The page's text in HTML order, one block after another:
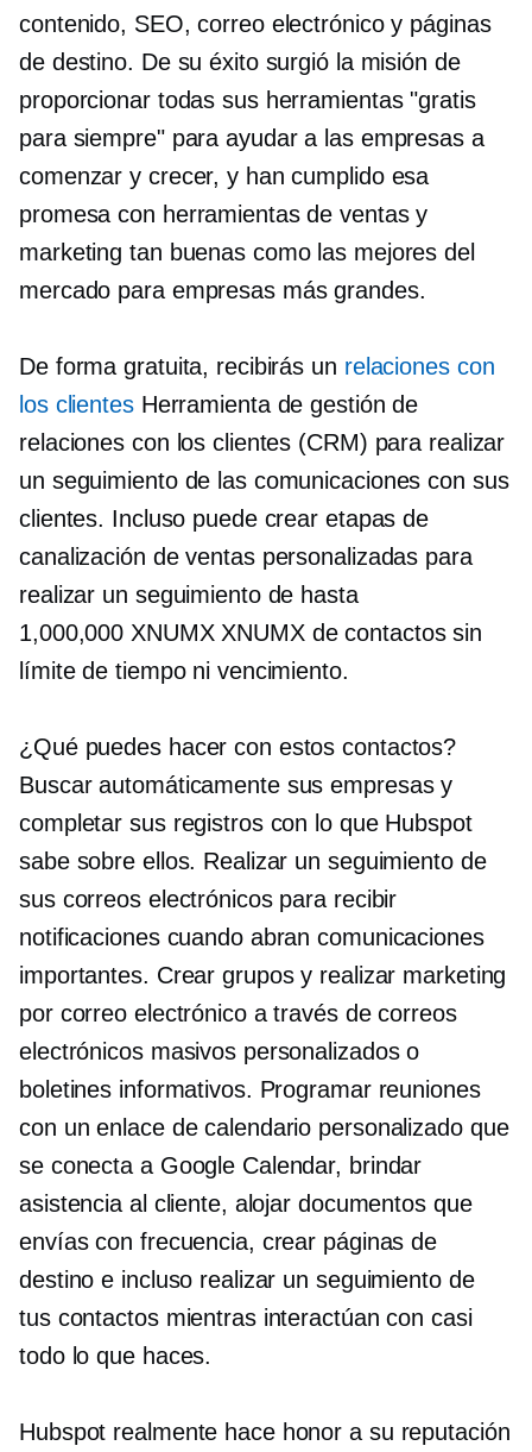
contenido, SEO, correo electrónico y páginas
de destino. De su éxito surgió la misión de
proporcionar todas sus herramientas "gratis
para siempre" para ayudar a las empresas a
comenzar y crecer, y han cumplido esa
promesa con herramientas de ventas y
marketing tan buenas como las mejores del
mercado para empresas más grandes.
De forma gratuita, recibirás un relaciones con
los clientesHerramienta de gestión de
relaciones con los clientes (CRM) para realizar
un seguimiento de las comunicaciones con sus
clientes. Incluso puede crear etapas de
canalización de ventas personalizadas para
realizar un seguimiento de hasta
1,000,000 XNUMX XNUMX de contactos sin
límite de tiempo ni vencimiento.
¿Qué puedes hacer con estos contactos?
Buscar automáticamente sus empresas y
completar sus registros con lo que Hubspot
sabe sobre ellos. Realizar un seguimiento de
sus correos electrónicos para recibir
notificaciones cuando abran comunicaciones
importantes. Crear grupos y realizar marketing
por correo electrónico a través de correos
electrónicos masivos personalizados o
boletines informativos. Programar reuniones
con un enlace de calendario personalizado que
se conecta a Google Calendar, brindar
asistencia al cliente, alojar documentos que
envías con frecuencia, crear páginas de
destino e incluso realizar un seguimiento de
tus contactos mientras interactúan con casi
todo lo que haces.
Hubspot realmente hace honor a su reputación